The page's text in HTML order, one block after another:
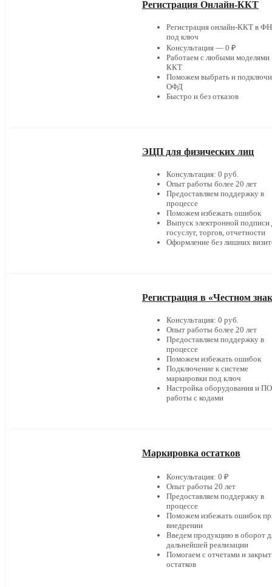
Регистрация Онлайн-ККТ
Регистрация онлайн-ККТ в
под ключ
Консультация — 0 ₽
Работаем с любыми моделями
ККТ
Поможем выбрать и
ОФД
Быстро и без отказов
ЭЦП для физических лиц
Консультация: 0 руб.
Опыт работы более 20 лет
Предоставляем поддержку в
процессе
Поможем избежать ошибок
Выпуск электронной подписи
госуслуг, торгов, отчетности
Оформление без лишних
Регистрация в «Честном
Консультация: 0 руб.
Опыт работы более 20 лет
Предоставляем поддержку в
процессе
Поможем избежать ошибок
Подключение к системе
маркировки под ключ
Настройка оборудования и
работы с кодами
Маркировка остатков
Консультация: 0 ₽
Опыт работы 20 лет
Предоставляем поддержку в
процессе
Поможем избежать ошибок
внедрении
Введем продукцию в оборот
дальнейшей реализации
Помогаем с отчетами и
остатков